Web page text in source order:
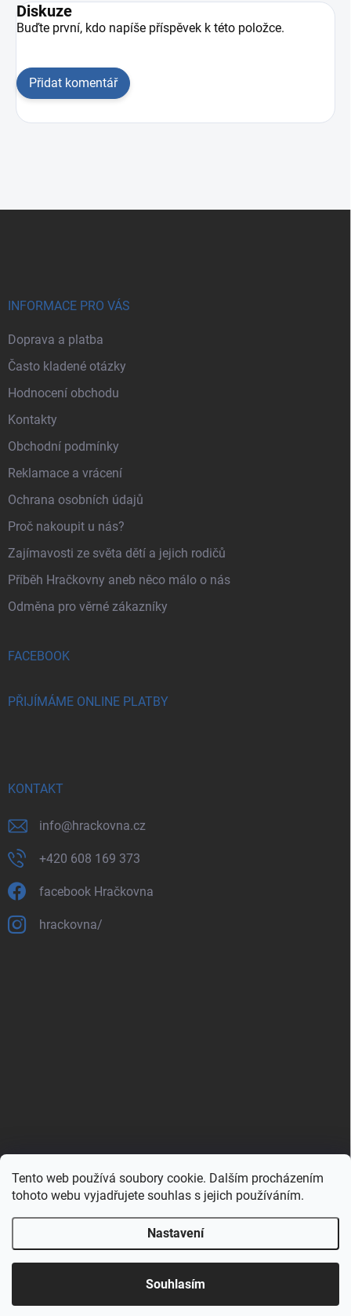
Tento web používá soubory cookie. Dalším procházením
tohoto webu vyjadřujete souhlas s jejich používáním.
Nastavení
Souhlasím
Diskuze
Buďte první, kdo napíše příspěvek k této položce.
Přidat komentář
INFORMACE PRO VÁS
Doprava a platba
Často kladené otázky
Hodnocení obchodu
Kontakty
Obchodní podmínky
Reklamace a vrácení
Ochrana osobních údajů
Proč nakoupit u nás?
Zajímavosti ze světa dětí a jejich rodičů
Příběh Hračkovny aneb něco málo o nás
Odměna pro věrné zákazníky
FACEBOOK
PŘIJÍMÁME ONLINE PLATBY
KONTAKT
info@hrackovna.cz
+420 608 169 373
facebook Hračkovna
hrackovna/
Zboží.cz Heureka.cz Porovnávač.cz